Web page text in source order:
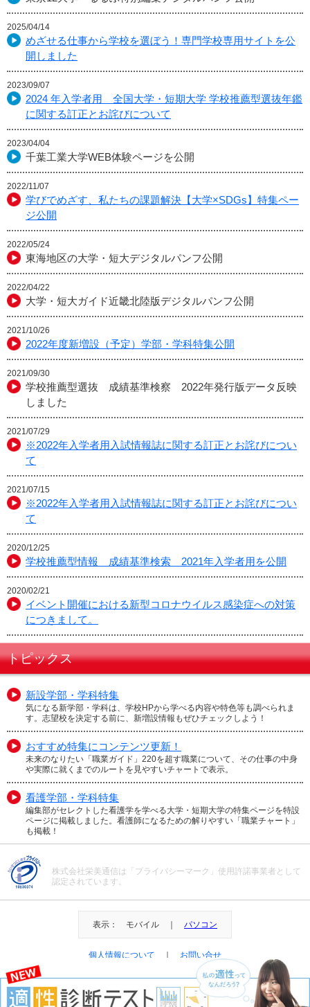
2025/04/14
めざせる仕事から学校を選ぼう！専門学校専用サイトを公
開しました
2023/09/07
2024 年入学者用 全国大学・短期大学 学校推薦型選抜年鑑
に関する訂正とお詫びについて
2023/04/04
千葉工業大学WEB体験ページを公開
2022/11/07
学びでめざす、私たちの課題解決【大学×SDGs】特集ペー
ジ公開
2022/05/24
東海地区の大学・短大デジタルパンフ公開
2022/04/22
大学・短大ガイド近畿北陸版デジタルパンフ公開
2021/10/26
2022年度新増設（予定）学部・学科特集公開
2021/09/30
学校推薦型選抜 成績基準検察 2022年発行版データ反映
しました
2021/07/29
※2022年入学者用入試情報誌に関する訂正とお詫びについ
て
2021/07/15
※2022年入学者用入試情報誌に関する訂正とお詫びについ
て
2020/12/25
学校推薦型情報 成績基準検索 2021年入学者用を公開
2020/02/21
イベント開催における新型コロナウイルス感染症への対策
につきまして。
トピックス
新設学部・学科特集
気になる新学部・学科は、学校HPから学べる内容や特色等も調べられま
す。志望校を決定する前に、新増設情報もぜひチェックしよう！
おすすめ特集にコンテンツ更新！
未来のなりたい「職業ガイド」220を超す職業について、その仕事の中身
や実際に就くまでのルートを見やすいチャートで表示。
看護学部・学科特集
編集部がセレクトした看護学を学べる大学・短期大学の特集ページを特設
ページに掲載しました。看護師になるための解りやすい「職業チャート」
も掲載！
株式会社栄美通信は「プライバシーマーク」使用許諾事業者として
認定されています。
表示： モバイル ｜ パソコン
個人情報について お問い合せ
＠Eibi Tsushin All Right Reserved.